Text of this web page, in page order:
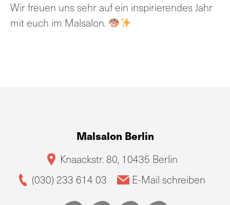
Wir freuen uns sehr auf ein inspirierendes Jahr
mit euch im Malsalon.
Malsalon Berlin
Knaackstr. 80, 10435 Berlin
(030) 233 614 03
E-Mail schreiben